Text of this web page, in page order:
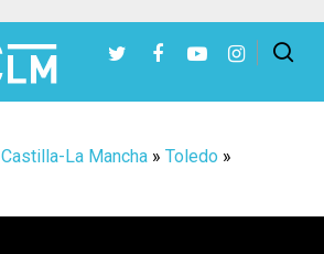
Castilla-La Mancha » Toledo »